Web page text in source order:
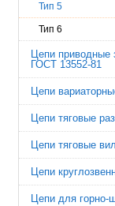
Тип 5
Тип 6
Цепи приводные
ГОСТ 13552-81
Цепи
Цепи тяговые
Цепи тяговые
Цепи
Цепи для горно-